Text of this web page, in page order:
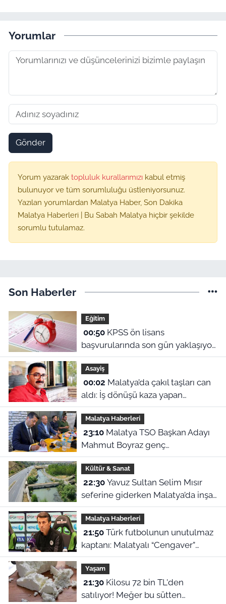
Yorumlar
Gönder
Yorum yazarak topluluk kurallarımızı kabul etmiş
bulunuyor ve tüm sorumluluğu üstleniyorsunuz.
Yazılan yorumlardan Malatya Haber, Son Dakika
Malatya Haberleri | Bu Sabah Malatya hiçbir şekilde
sorumlu tutulamaz.
Son Haberler
Eğitim
00:50KPSS ön lisans
başvurularında son gün yaklaşıyor:
2026 başvuru tarihleri ve sınav
ücreti ne?
Asayiş
00:02
aldı: İş dönüşü kaza yapan
motosikletli hayatını kaybetti
Malatya Haberleri
23:10Malatya TSO Başkan Adayı
Mahmut Boyraz genç
girişimcilerle buluştu
Kültür & Sanat
22:30Yavuz Sultan Selim Mısır
seferine giderken Malatya’da inşa
edildi: Peki, buranın ismi neden
“Nadir?”
Malatya Haberleri
21:50Türk futbolunun unutulmaz
kaptanı: Malatyalı “Cengaver”
Bülent Korkmaz’ın ilham veren
hikayesi
Yaşam
21:30Kilosu 72 bin TL'den
satılıyor! Meğer bu sütten